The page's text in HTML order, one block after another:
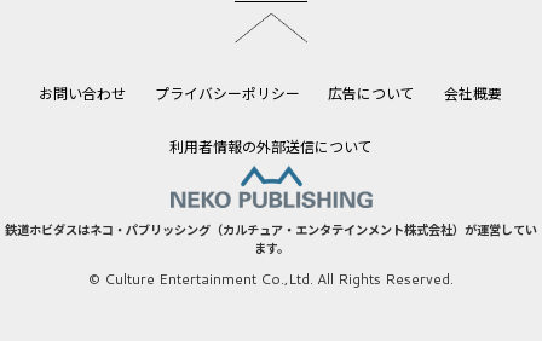
お問い合わせ プライバシーポリシー 広告について 会社概要
利用者情報の外部送信について
鉄道ホビダスはネコ・パブリッシング（カルチュア・エンタテインメント株式会社）が運営してい
ます。
© Culture Entertainment Co.,Ltd. All Rights Reserved.